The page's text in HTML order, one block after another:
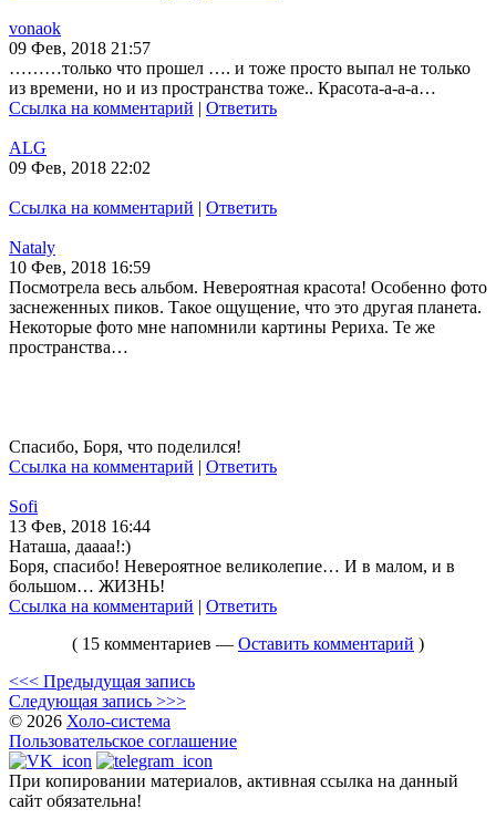
vonaok
09 Фев, 2018 21:57
………только что прошел …. и тоже просто выпал не только
из времени, но и из пространства тоже.. Красота-а-а-а…
Ссылка на комментарий | Ответить
ALG
09 Фев, 2018 22:02
Ссылка на комментарий | Ответить
Nataly
10 Фев, 2018 16:59
Посмотрела весь альбом. Невероятная красота! Особенно фото
заснеженных пиков. Такое ощущение, что это другая планета.
Некоторые фото мне напомнили картины Рериха. Те же
пространства…
Спасибо, Боря, что поделился!
Ссылка на комментарий | Ответить
Sofi
13 Фев, 2018 16:44
Наташа, даааа!:)
Боря, спасибо! Невероятное великолепие… И в малом, и в
большом… ЖИЗНЬ!
Ссылка на комментарий | Ответить
( 15 комментариев — Оставить комментарий )
<<< Предыдущая запись
Следующая запись >>>
© 2026 Холо-система
Пользовательское соглашение
При копировании материалов, активная ссылка на данный
сайт обязательна!